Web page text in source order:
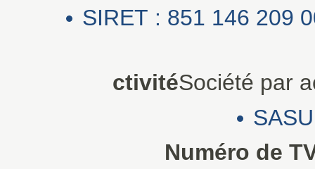
SIRET : 851 146 209
ctivitéSociété par
Numéro de